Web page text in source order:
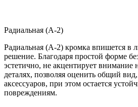
Радиальная (A-2)
Радиальная (A-2) кромка впишется в
решение. Благодаря простой форме
эстетично, не акцентирует внимание
деталях, позволяя оценить общий
аксессуаров, при этом остается
повреждениям.